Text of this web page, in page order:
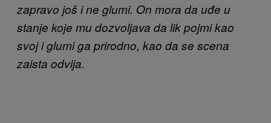
zapravo još i ne glumi. On mora da uđe u
stanje koje mu dozvoljava da lik pojmi kao
svoj i glumi ga prirodno, kao da se scena
zaista odvija.